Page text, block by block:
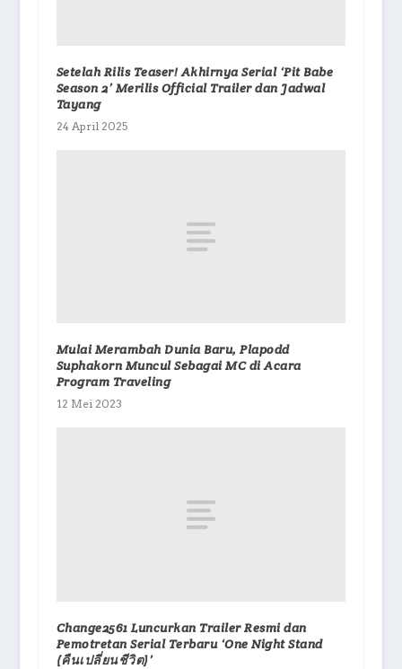
Setelah Rilis Teaser! Akhirnya Serial ‘Pit Babe
Season 2’ Merilis Official Trailer dan Jadwal
Tayang
24 April 2025
Mulai Merambah Dunia Baru, Plapodd
Suphakorn Muncul Sebagai MC di Acara
Program Traveling
12 Mei 2023
Change2561 Luncurkan Trailer Resmi dan
Pemotretan Serial Terbaru ‘One Night Stand
(คืนเปลี่ยนชีวิต)’